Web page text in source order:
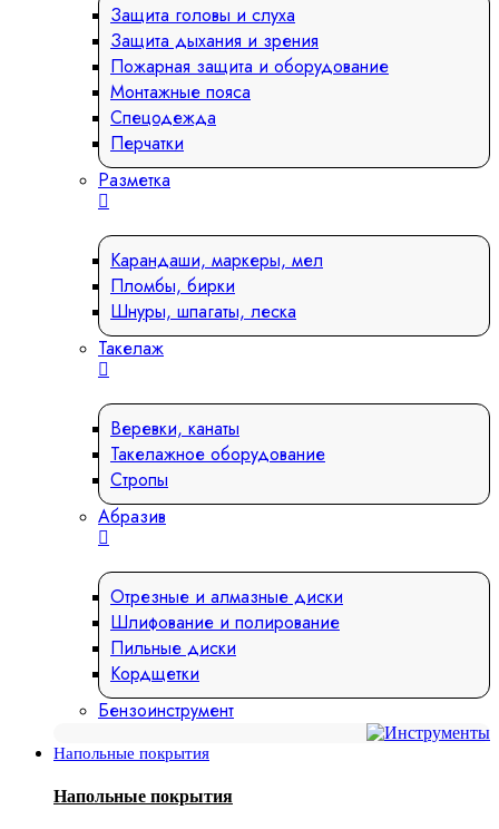
Защита головы и слуха
Защита дыхания и зрения
Пожарная защита и оборудование
Монтажные пояса
Спецодежда
Перчатки
Разметка
Карандаши, маркеры, мел
Пломбы, бирки
Шнуры, шпагаты, леска
Такелаж
Веревки, канаты
Такелажное оборудование
Стропы
Абразив
Отрезные и алмазные диски
Шлифование и полирование
Пильные диски
Кордщетки
Бензоинструмент
Напольные покрытия
Напольные покрытия